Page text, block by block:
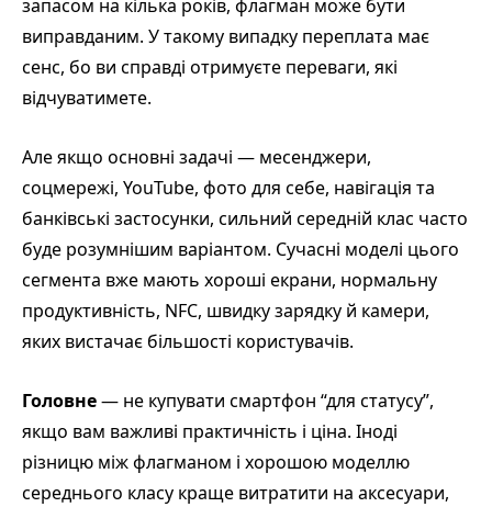
запасом на кілька років, флагман може бути
виправданим. У такому випадку переплата має
сенс, бо ви справді отримуєте переваги, які
відчуватимете.
Але якщо основні задачі — месенджери,
соцмережі, YouTube, фото для себе, навігація та
банківські застосунки, сильний середній клас часто
буде розумнішим варіантом. Сучасні моделі цього
сегмента вже мають хороші екрани, нормальну
продуктивність, NFC, швидку зарядку й камери,
яких вистачає більшості користувачів.
Головне— не купувати смартфон “для статусу”,
якщо вам важливі практичність і ціна. Іноді
різницю між флагманом і хорошою моделлю
середнього класу краще витратити на аксесуари,